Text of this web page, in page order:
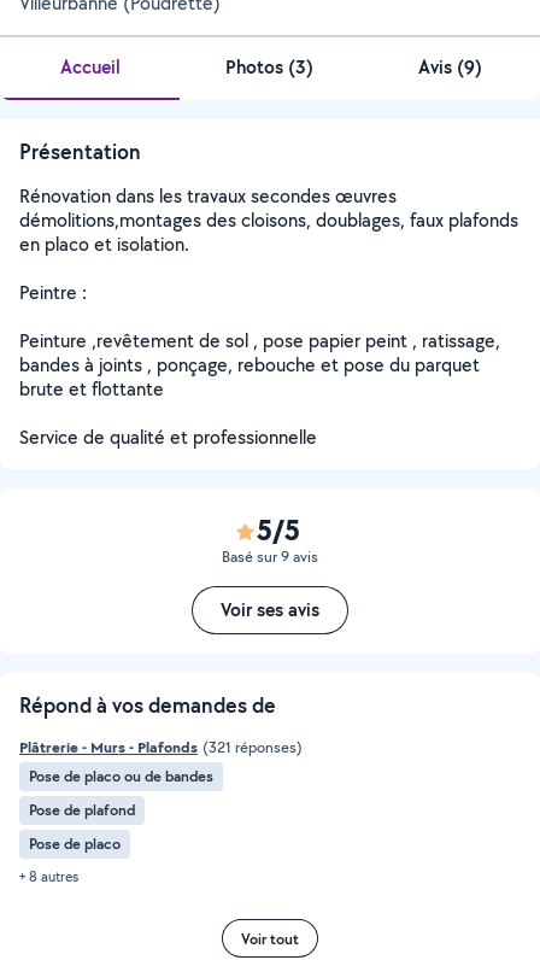
Accueil Photos (3) Avis (9)
Présentation
Rénovation dans les travaux secondes œuvres
démolitions,montages des cloisons, doublages, faux plafonds
en placo et isolation.
Peintre :
Peinture ,revêtement de sol , pose papier peint , ratissage,
bandes à joints , ponçage, rebouche et pose du parquet
brute et flottante
Service de qualité et professionnelle
5/5
Basé sur 9 avis
Voir ses avis
Répond à vos demandes de
Plâtrerie - Murs - Plafonds (321 réponses)
Pose de placo ou de bandes
Pose de plafond
Pose de placo
+ 8 autres
Voir tout